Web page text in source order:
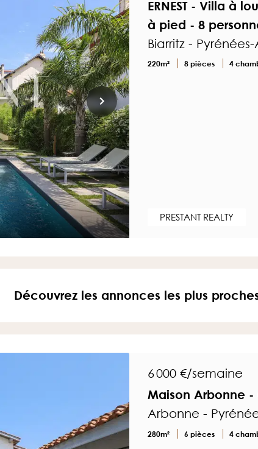
ERNEST - Villa à
à pied - 8
Biarritz -
220m² 8 pièces 4
PRESTANT REALTY
Découvrez les annonces les plus
6 000 €/semaine
Maison Arbonne
Arbonne -
280m² 6 pièces 4